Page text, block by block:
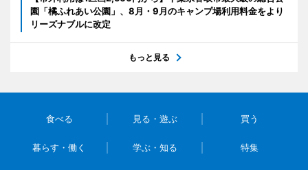
園「橘ふれあい公園」、8月・9月のキャンプ場利用料金をより
リーズナブルに改定
もっと見る
食べる 見る・遊ぶ 買う
暮らす・働く 学ぶ・知る 特集